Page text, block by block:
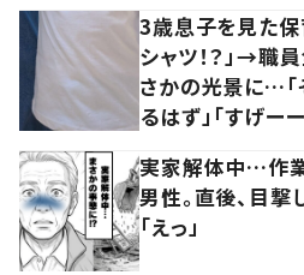
3歳息子を見た
シャツ！？」→職
さかの光景に…「
るはず」「すげーー
実家解体中…作
男性。直後、目
「えっ」